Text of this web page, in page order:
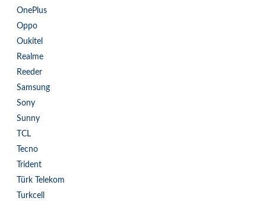
OnePlus
Oppo
Oukitel
Realme
Reeder
Samsung
Sony
Sunny
TCL
Tecno
Trident
Türk Telekom
Turkcell